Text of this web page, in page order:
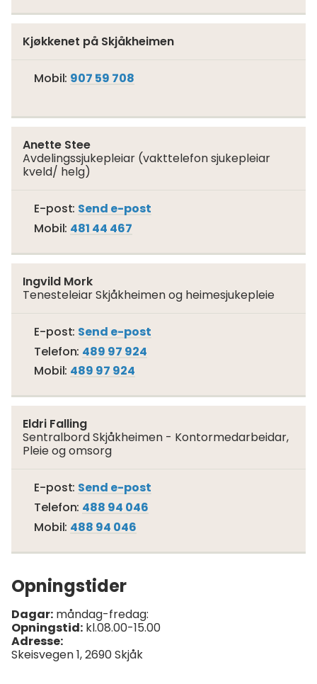
Kjøkkenet på Skjåkheimen
Mobil 907 59 708
Anette Stee
Avdelingssjukepleiar (vakttelefon sjukepleiar
kveld/ helg)
E-post Send e-postTil
Mobil 481 44 467
Ingvild Mork
Tenesteleiar Skjåkheimen og heimesjukepleie
E-post Send e-postTil
Telefon 489 97 924
Mobil 489 97 924
Eldri Falling
Sentralbord Skjåkheimen - Kontormedarbeidar,
Pleie og omsorg
E-post Send e-postTil
Telefon 488 94 046
Mobil 488 94 046
Opningstider
Dagar: måndag-fredag:
Opningstid: kl.08.00-15.00
Adresse:
Skeisvegen 1, 2690 Skjåk